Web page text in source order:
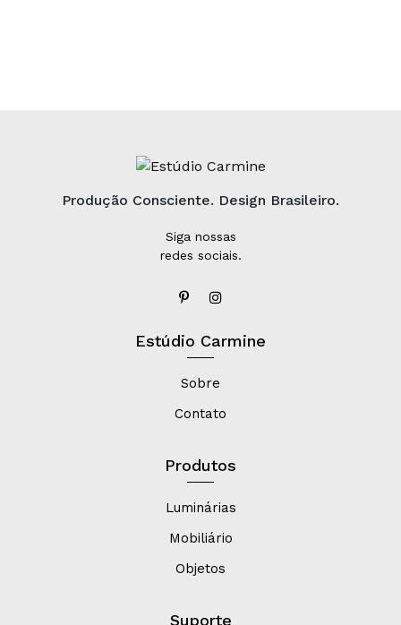
Produção Consciente. Design Brasileiro.
Siga nossas
redes sociais.
Estúdio Carmine
Sobre
Contato
Produtos
Luminárias
Mobiliário
Objetos
Suporte